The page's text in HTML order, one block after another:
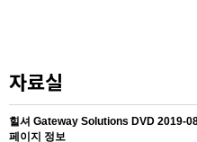
자료실
힐셔 Gateway Solutions DVD 2019-
페이지 정보